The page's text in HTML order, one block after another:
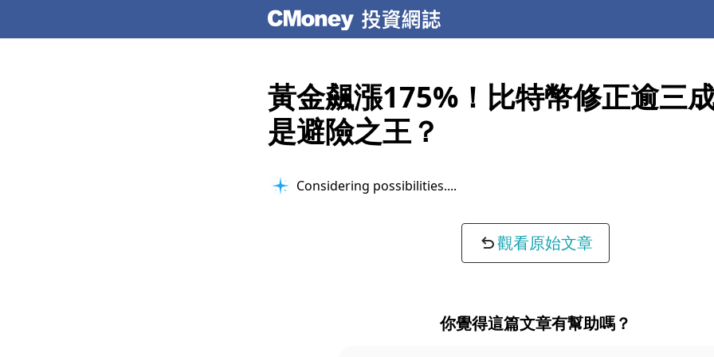
黃金飆漲175%！比特幣修正逾三
是避險之王？
Checking completeness...
觀看原始文章
你覺得這篇文章有幫助嗎？